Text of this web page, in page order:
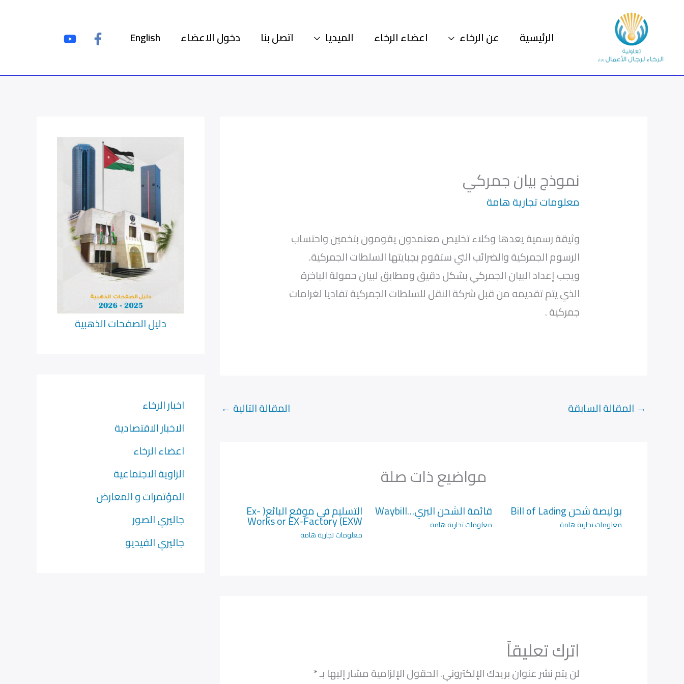
الرئيسية عن الرخاء اعضاء الرخاء الميديا اتصل بنا دخول الاعضاء English
نموذج بيان جمركي
معلومات تجارية هامة
وثيقة رسمية يعدها وكلاء تخليص معتمدون يقومون بتخمين واحتساب
الرسوم الجمركية والضرائب التي ستقوم بجبايتها السلطات الجمركية.
ويجب إعداد البيان الجمركي بشكل دقيق ومطابق لبيان حمولة الباخرة
الذي يتم تقديمه من قبل شركة النقل للسلطات الجمركية تفاديا لغرامات
جمركية .
→ المقالة السابقة المقالة التالية ←
مواضيع ذات صلة
بوليصة شحن Bill of Lading
معلومات تجارية هامة
قائمة الشحن البري…Waybill
معلومات تجارية هامة
التسليم في موقع البائع( Ex-
Works or EX-Factory (EXW
معلومات تجارية هامة
اترك تعليقاً
لن يتم نشر عنوان بريدك الإلكتروني.الحقول الإلزامية مشار إليها بـ*
دليل الصفحات الذهبية
اخبار الرخاء
الاخبار الاقتصادية
اعضاء الرخاء
الزاوية الاجتماعية
المؤتمرات و المعارض
جاليري الصور
جاليري الفيديو